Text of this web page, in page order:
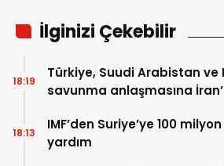
İlginizi Çekebilir
Türkiye, Suudi Arabistan ve
savunma anlaşmasına
18:19
IMF’den Suriye’ye 100
yardım
18:13